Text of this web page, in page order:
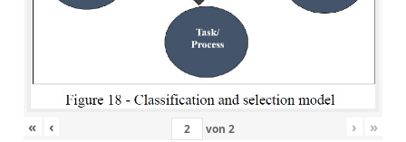
« ‹ von 2 › »